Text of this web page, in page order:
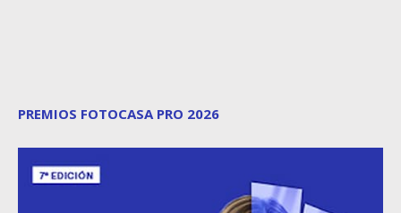
PREMIOS FOTOCASA PRO 2026